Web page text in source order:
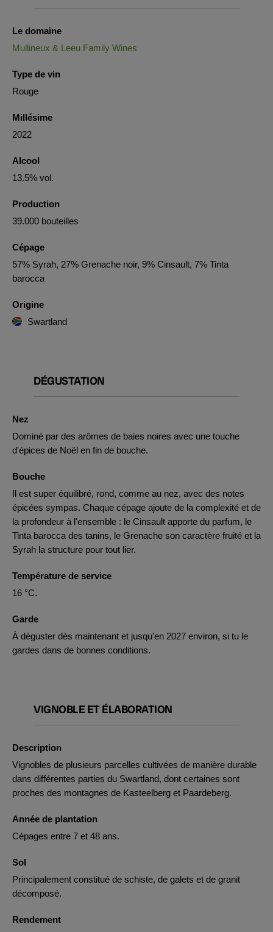
Le domaine
Mullineux & Leeu Family Wines
Type de vin
Rouge
Millésime
2022
Alcool
13.5% vol.
Production
39.000 bouteilles
Cépage
57% Syrah, 27% Grenache noir, 9% Cinsault, 7% Tinta
barocca
Origine
Swartland
DÉGUSTATION
Nez
Dominé par des arômes de baies noires avec une touche
d'épices de Noël en fin de bouche.
Bouche
Il est super équilibré, rond, comme au nez, avec des notes
épicées sympas. Chaque cépage ajoute de la complexité et de
la profondeur à l'ensemble : le Cinsault apporte du parfum, le
Tinta barocca des tanins, le Grenache son caractère fruité et la
Syrah la structure pour tout lier.
Température de service
16 °C.
Garde
À déguster dès maintenant et jusqu'en 2027 environ, si tu le
gardes dans de bonnes conditions.
VIGNOBLE ET ÉLABORATION
Description
Vignobles de plusieurs parcelles cultivées de manière durable
dans différentes parties du Swartland, dont certaines sont
proches des montagnes de Kasteelberg et Paardeberg.
Année de plantation
Cépages entre 7 et 48 ans.
Sol
Principalement constitué de schiste, de galets et de granit
décomposé.
Rendement